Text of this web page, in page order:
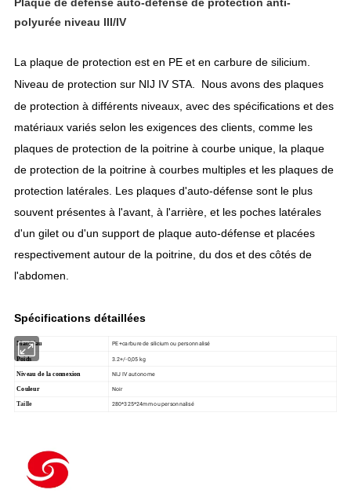
polyurée niveau III/IV
La plaque de protection est en PE et en carbure de silicium.
Niveau de protection sur NIJ IV STA. Nous avons des plaques
de protection à différents niveaux, avec des spécifications et des
matériaux variés selon les exigences des clients, comme les
plaques de protection de la poitrine à courbe unique, la plaque
de protection de la poitrine à courbes multiples et les plaques de
protection latérales. Les plaques d'auto-défense sont le plus
souvent présentes à l'avant, à l'arrière, et les poches latérales
d'un gilet ou d'un support de plaque auto-défense et placées
respectivement autour de la poitrine, du dos et des côtés de
l'abdomen.
Spécifications détaillées
Matériau PE+carbure de silicium ou personnalisé
Poids 3.2+/-0,05 kg
Niveau de la connexion NIJ IV autonome
Couleur Noir
Taille 280*325*24mm ou personnalisé